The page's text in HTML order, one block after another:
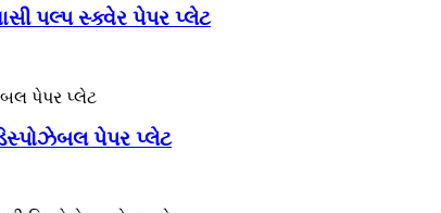
પલ્પ સ્ક્વેર પેપર પ્લેટ
પેપર પ્લેટ